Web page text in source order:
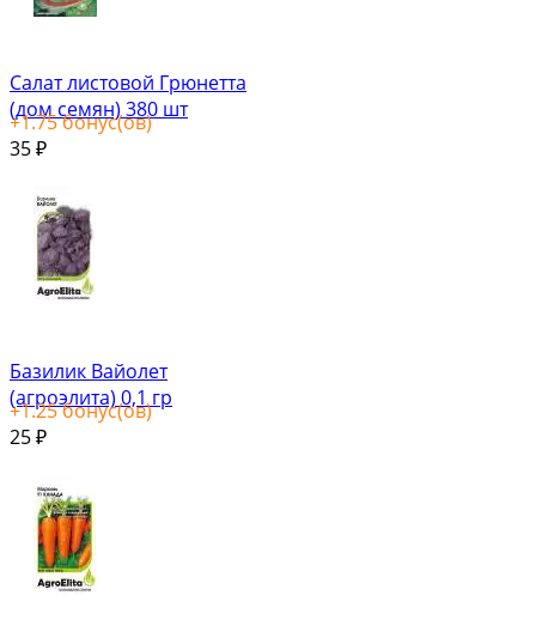
Салат листовой Грюнетта
(дом семян) 380 шт
+1.75бонус(ов)
35 ₽
Базилик Вайолет
(агроэлита) 0,1 гр
+1.25бонус(ов)
25 ₽